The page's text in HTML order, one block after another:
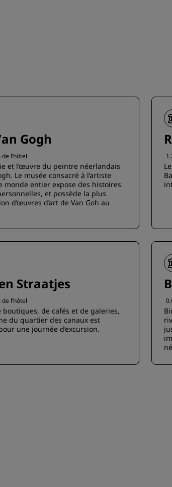
Gogh
l’hôtel
et l’œuvre du peintre néerlandais
Le musée consacré à l’artiste
monde entier expose des histoires
et possède la plus
d’œuvres d’art de Van Goh au
Straatjes
l’hôtel
boutiques, de cafés et de galeries,
du quartier des canaux est
une journée d’excursion.